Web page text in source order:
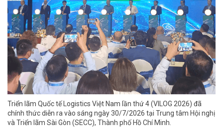
Triển lãm Quốc tế Logistics Việt Nam lần thứ 4 (VILOG 2026) đã
chính thức diễn ra vào sáng ngày 30/7/2026 tại Trung tâm Hội nghị
và Triển lãm Sài Gòn (SECC), Thành phố Hồ Chí Minh.